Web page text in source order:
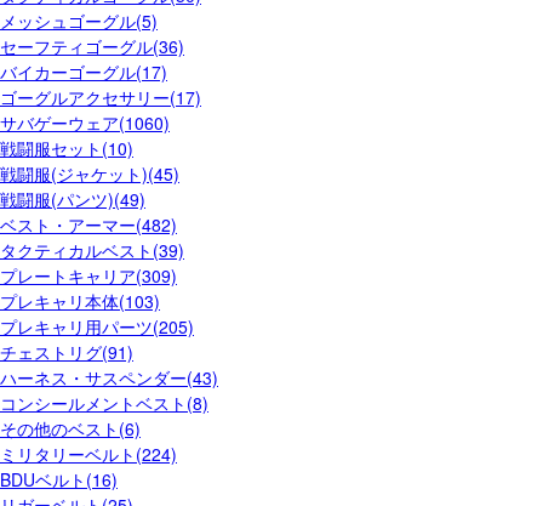
メッシュゴーグル(5)
セーフティゴーグル(36)
バイカーゴーグル(17)
ゴーグルアクセサリー(17)
サバゲーウェア(1060)
戦闘服セット(10)
戦闘服(ジャケット)(45)
戦闘服(パンツ)(49)
ベスト・アーマー(482)
タクティカルベスト(39)
プレートキャリア(309)
プレキャリ本体(103)
プレキャリ用パーツ(205)
チェストリグ(91)
ハーネス・サスペンダー(43)
コンシールメントベスト(8)
その他のベスト(6)
ミリタリーベルト(224)
BDUベルト(16)